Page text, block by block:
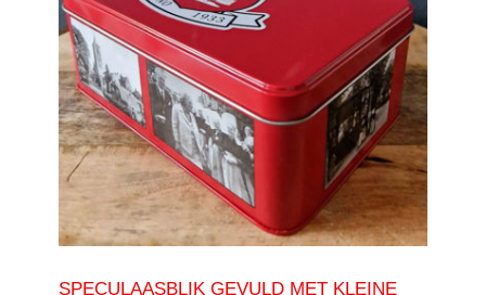
SPECULAASBLIK GEVULD MET KLEINE